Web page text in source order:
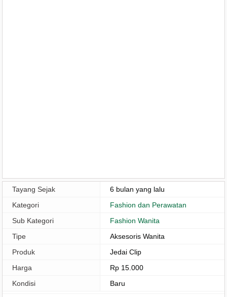
Tayang Sejak
6 bulan yang lalu
Kategori
Fashion dan Perawatan
Sub Kategori
Fashion Wanita
Tipe
Aksesoris Wanita
Produk
Jedai Clip
Harga
Rp 15.000
Kondisi
Baru